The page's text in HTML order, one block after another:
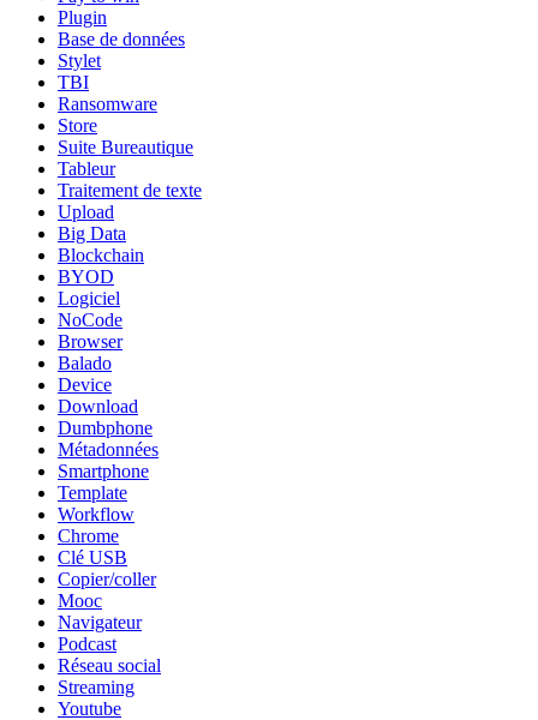
Plugin
Base de données
Stylet
TBI
Ransomware
Store
Suite Bureautique
Tableur
Traitement de texte
Upload
Big Data
Blockchain
BYOD
Logiciel
NoCode
Browser
Balado
Device
Download
Dumbphone
Métadonnées
Smartphone
Template
Workflow
Chrome
Clé USB
Copier/coller
Mooc
Navigateur
Podcast
Réseau social
Streaming
Youtube